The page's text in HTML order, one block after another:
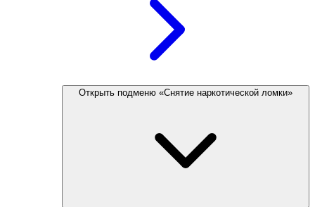
Открыть подменю «Снятие наркотической ломки»